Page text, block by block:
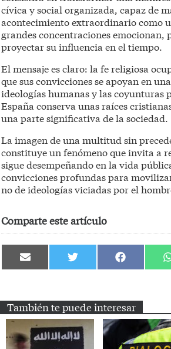
cívica y social organizada, capaz de
acontecimiento extraordinario como
grandes concentraciones emocionan,
proyectar su influencia en el tiempo.
El mensaje es claro: la fe religiosa
que sus convicciones se apoyan en
ideologías humanas y las coyunturas
España conserva unas raíces
una parte significativa de la sociedad.
La imagen de una multitud sin
constituye un fenómeno que invita a
sigue desempeñando en la vida
convicciones profundas para
no de ideologías viciadas por el
Comparte este artículo
Compartir
en
Compartir
en
Compartir
en
También te puede interesar